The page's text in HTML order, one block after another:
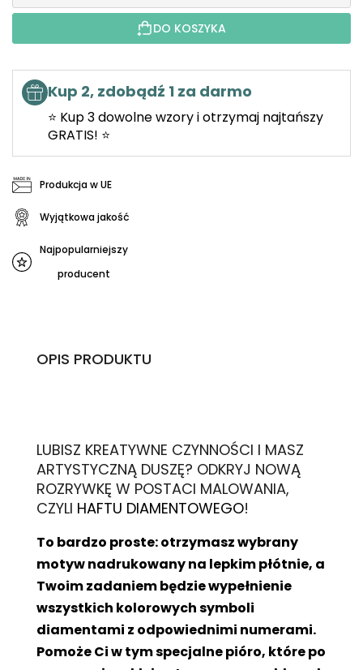
DO KOSZYKA
Kup 2, zdobądź 1 za darmo
⭐ Kup 3 dowolne wzory i otrzymaj najtańszy
GRATIS! ⭐
Produkcja w UE
Wyjątkowa jakość
Najpopularniejszy
producent
OPIS PRODUKTU
LUBISZ KREATYWNE CZYNNOŚCI I MASZ
ARTYSTYCZNĄ DUSZĘ? ODKRYJ NOWĄ
ROZRYWKĘ W POSTACI MALOWANIA,
CZYLI HAFTU DIAMENTOWEGO!
To bardzo proste: otrzymasz wybrany
motyw nadrukowany na lepkim płótnie, a
Twoim zadaniem będzie wypełnienie
wszystkich kolorowych symboli
diamentami z odpowiednimi numerami.
Pomoże Ci w tym specjalne pióro, które po